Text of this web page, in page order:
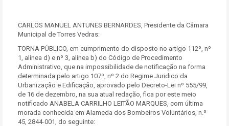
CARLOS MANUEL ANTUNES BERNARDES, Presidente da Câmara
Municipal de Torres Vedras:
TORNA PÚBLICO, em cumprimento do disposto no artigo 112º, nº
1, alínea d) e nº 3, alínea b) do Código de Procedimento
Administrativo, que na impossibilidade de notificação na forma
determinada pelo artigo 107º, nº 2 do Regime Juridico da
Urbanização e Edificação, aprovado pelo Decreto-Lei nº 555/99,
de 16 de dezembro, na sua atual redação, fica por este meio
notificado ANABELA CARRILHO LEITÃO MARQUES, com última
morada conhecida em Alameda dos Bombeiros Voluntários, n.º
45, 2844-001, do seguinte: